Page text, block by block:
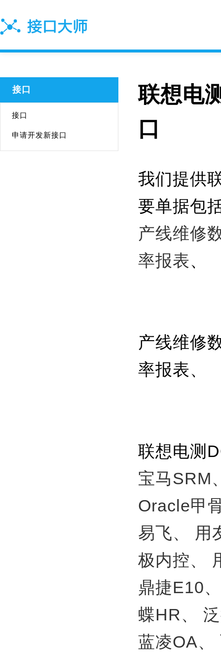
接口
接口
申请开发新接口
联想电
口
我们提供
要单据包
产线维修
率报表、
产线维修
率报表、
联想电测
宝马SRM
Oracle甲
易飞、
用
极内控、
鼎捷E10、
蝶HR、
蓝凌OA、